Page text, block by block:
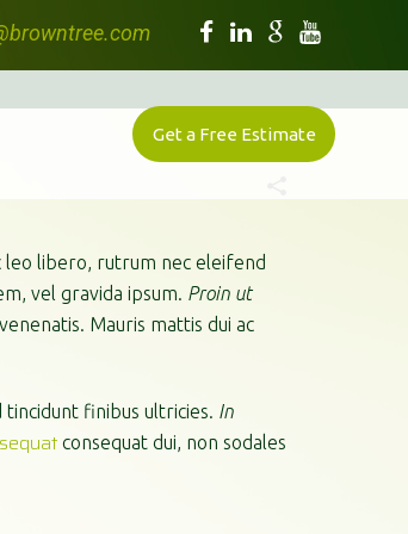
Get a Free Estimate
leo libero, rutrum nec eleifend
vel gravida ipsum. Proin ut
Mauris mattis dui ac
finibus ultricies. In
consequat dui, non sodales